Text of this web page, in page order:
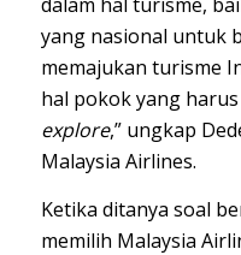
yang nasional untuk
memajukan turisme
hal pokok yang
explore,” ungkap
Malaysia Airlines.
Ketika ditanya soal
memilih Malaysia